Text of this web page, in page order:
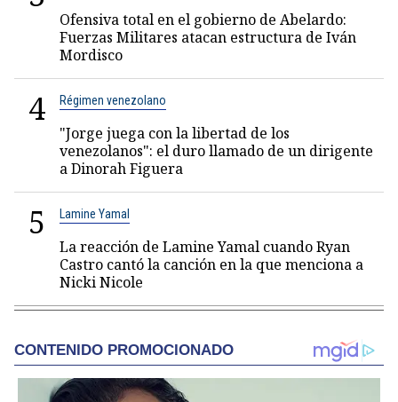
Ofensiva total en el gobierno de Abelardo:
Fuerzas Militares atacan estructura de Iván
Mordisco
4 Régimen venezolano
"Jorge juega con la libertad de los
venezolanos": el duro llamado de un dirigente
a Dinorah Figuera
5 Lamine Yamal
La reacción de Lamine Yamal cuando Ryan
Castro cantó la canción en la que menciona a
Nicki Nicole